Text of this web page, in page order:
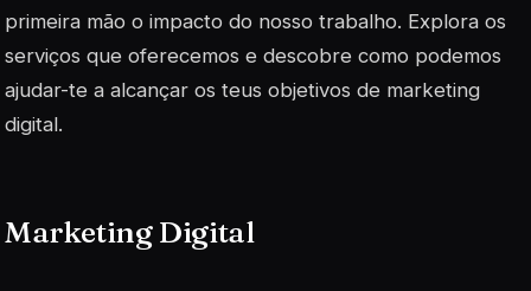
primeira mão o impacto do nosso trabalho. Explora os
serviços que oferecemos e descobre como podemos
ajudar-te a alcançar os teus objetivos de marketing
digital.
Marketing Digital